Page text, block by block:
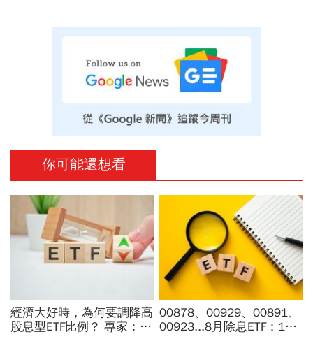
你可能還想看
經濟大好時，為何要調降高
股息型ETF比例？ 專家：用
00878、00929、00891、
00923...8月除息ETF：14